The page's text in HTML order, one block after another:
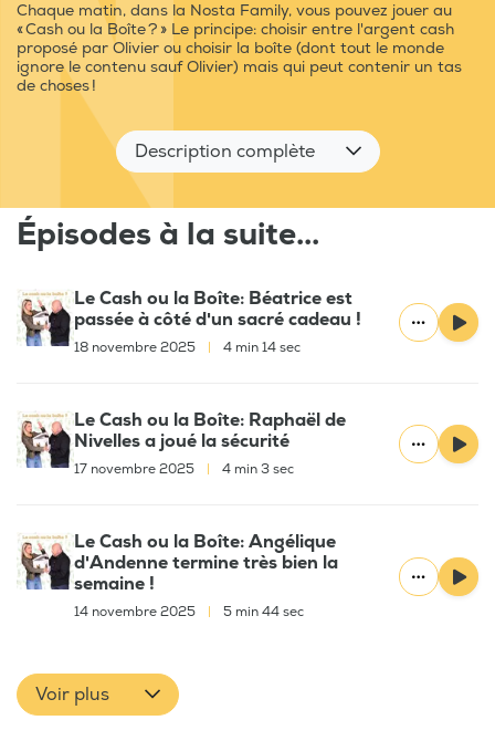
Chaque matin, dans la Nosta Family, vous pouvez jouer au
« Cash ou la Boîte ? » Le principe: choisir entre l'argent cash
proposé par Olivier ou choisir la boîte (dont tout le monde
ignore le contenu sauf Olivier) mais qui peut contenir un tas
de choses !
Description complète
Épisodes à la suite...
Le Cash ou la Boîte: Béatrice est
passée à côté d'un sacré cadeau !
18 novembre 2025 4 min 14 sec
Le Cash ou la Boîte: Raphaël de
Nivelles a joué la sécurité
17 novembre 2025 4 min 3 sec
Le Cash ou la Boîte: Angélique
d'Andenne termine très bien la
semaine !
14 novembre 2025 5 min 44 sec
Voir plus